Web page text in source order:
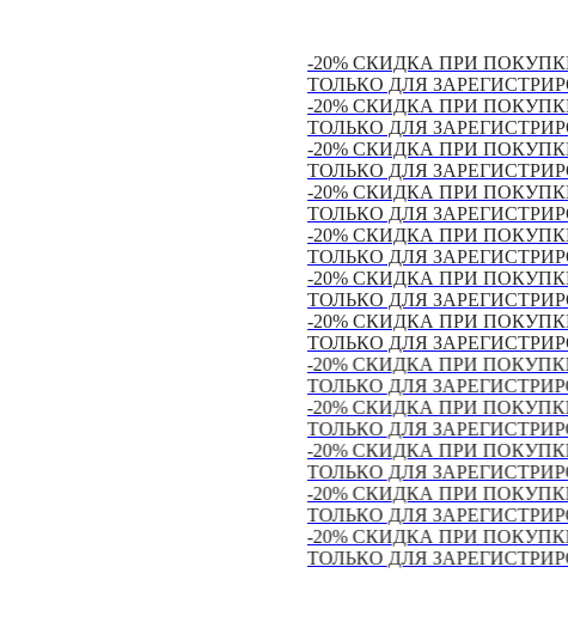
-20% СКИДКА ПРИ ПОКУПКЕ ОТ
ТОЛЬКО ДЛЯ
-20% СКИДКА ПРИ ПОКУПКЕ ОТ
ТОЛЬКО ДЛЯ
-20% СКИДКА ПРИ ПОКУПКЕ ОТ
ТОЛЬКО ДЛЯ
-20% СКИДКА ПРИ ПОКУПКЕ ОТ
ТОЛЬКО ДЛЯ
-20% СКИДКА ПРИ ПОКУПКЕ ОТ
ТОЛЬКО ДЛЯ
-20% СКИДКА ПРИ ПОКУПКЕ ОТ
ТОЛЬКО ДЛЯ
-20% СКИДКА ПРИ ПОКУПКЕ ОТ
ТОЛЬКО ДЛЯ
-20% СКИДКА ПРИ ПОКУПКЕ ОТ
ТОЛЬКО ДЛЯ
-20% СКИДКА ПРИ ПОКУПКЕ ОТ
ТОЛЬКО ДЛЯ
-20% СКИДКА ПРИ ПОКУПКЕ ОТ
ТОЛЬКО ДЛЯ
-20% СКИДКА ПРИ ПОКУПКЕ ОТ
ТОЛЬКО ДЛЯ
-20% СКИДКА ПРИ ПОКУПКЕ ОТ
ТОЛЬКО ДЛЯ